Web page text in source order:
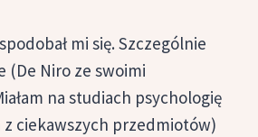
mi się. Szczególnie
(De Niro ze swoimi
na studiach psychologię
ciekawszych przedmiotów)